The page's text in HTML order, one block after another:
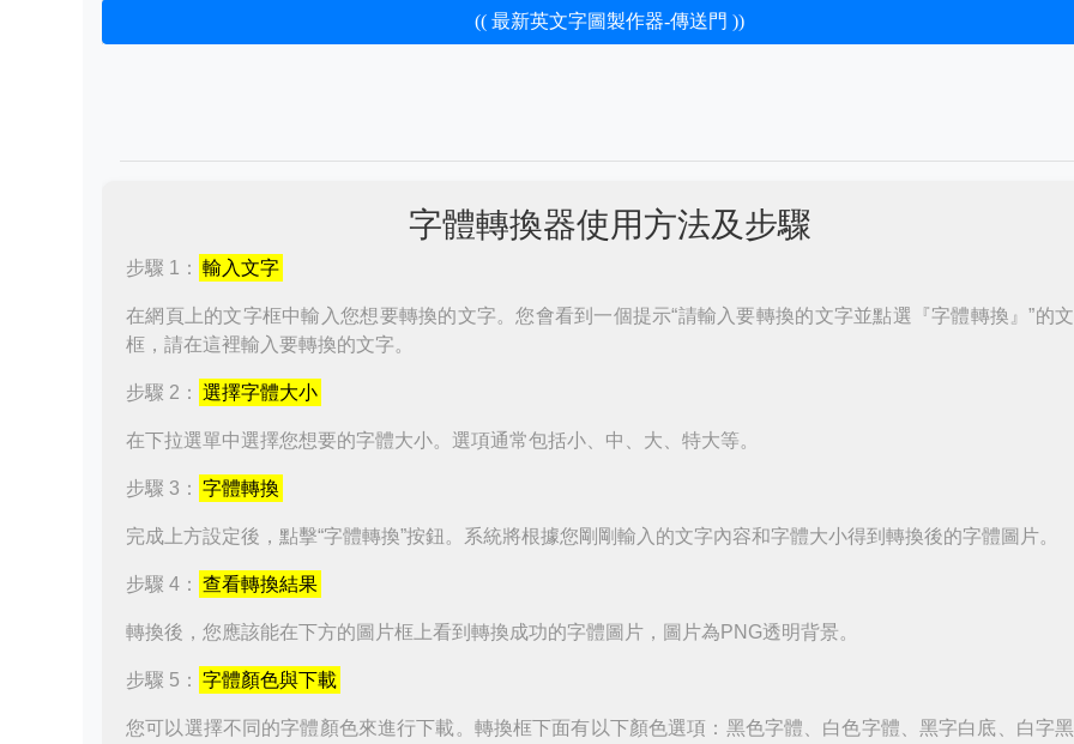
(( 最新英文字圖製作器-傳送門 ))
字體轉換器使用方法及步驟
步驟 1： 輸入文字
在網頁上的文字框中輸入您想要轉換的文字。您會看到一個提示“請輸入要轉換的文字並點選『字體轉換』”的
框，請在這裡輸入要轉換的文字。
步驟 2： 選擇字體大小
在下拉選單中選擇您想要的字體大小。選項通常包括小、中、大、特大等。
步驟 3： 字體轉換
完成上方設定後，點擊“字體轉換”按鈕。系統將根據您剛剛輸入的文字內容和字體大小得到轉換後的字體圖片。
步驟 4： 查看轉換結果
轉換後，您應該能在下方的圖片框上看到轉換成功的字體圖片，圖片為PNG透明背景。
步驟 5： 字體顏色與下載
您可以選擇不同的字體顏色來進行下載。轉換框下面有以下顏色選項：黑色字體、白色字體、黑字白底、白字